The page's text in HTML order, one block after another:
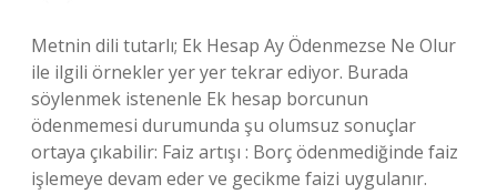
Metnin dili tutarlı; Ek Hesap Ay Ödenmezse Ne Olur
ile ilgili örnekler yer yer tekrar ediyor. Burada
söylenmek istenenle Ek hesap borcunun
ödenmemesi durumunda şu olumsuz sonuçlar
ortaya çıkabilir: Faiz artışı : Borç ödenmediğinde faiz
işlemeye devam eder ve gecikme faizi uygulanır.